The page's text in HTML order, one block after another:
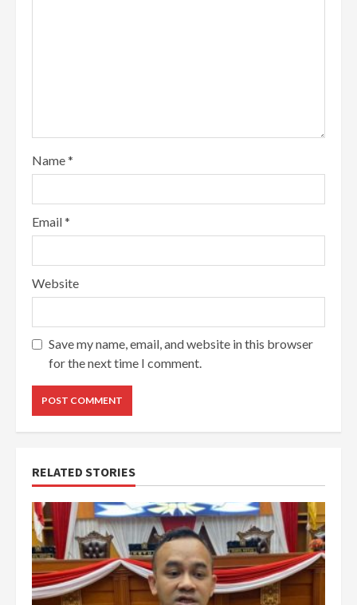
Name*
Email*
Website
Save my name, email, and website in this browser
for the next time I comment.
RELATED STORIES